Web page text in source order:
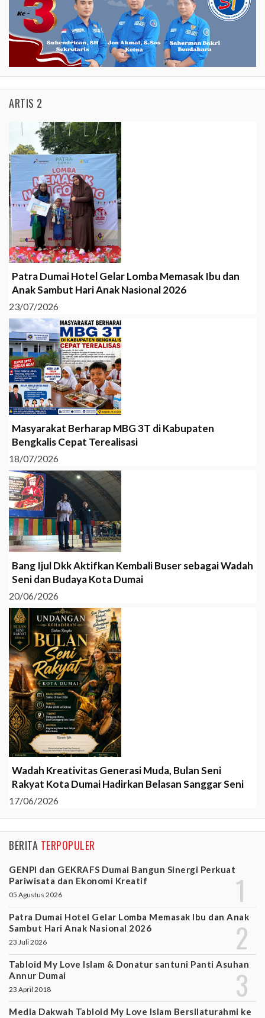
ARTIS 2
Patra Dumai Hotel Gelar Lomba Memasak Ibu dan
Anak Sambut Hari Anak Nasional 2026
23/07/2026
Masyarakat Berharap MBG 3T di Kabupaten
Bengkalis Cepat Terealisasi
18/07/2026
Bang Ijul Dkk Aktifkan Kembali Buser sebagai Wadah
Seni dan Budaya Kota Dumai
20/06/2026
Wadah Kreativitas Generasi Muda, Bulan Seni
Rakyat Kota Dumai Hadirkan Belasan Sanggar Seni
17/06/2026
BERITA TERPOPULER
GENPI dan GEKRAFS Dumai Bangun Sinergi Perkuat
Pariwisata dan Ekonomi Kreatif
05 Agustus 2026
Patra Dumai Hotel Gelar Lomba Memasak Ibu dan Anak
Sambut Hari Anak Nasional 2026
23 Juli 2026
Tabloid My Love Islam & Donatur santuni Panti Asuhan
Annur Dumai
23 April 2018
Media Dakwah Tabloid My Love Islam Bersilaturahmi ke